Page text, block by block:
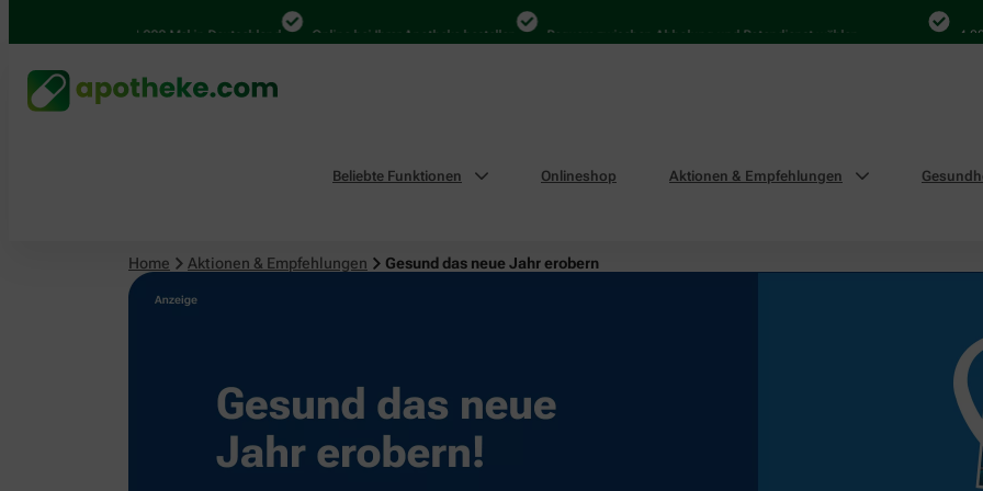
4.000 Mal in Deutschland Online bei Ihrer Apotheke bestellen Bequem zwischen Abholung und Botendienst wählen 4.000
Beliebte Funktionen Onlineshop Aktionen & Empfehlungen
Home Aktionen & Empfehlungen Gesund das neue Jahr erobern